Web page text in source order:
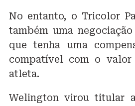
No entanto, o Tricolor
também uma
que tenha uma
compatível com o valor
atleta.
Welington virou titular